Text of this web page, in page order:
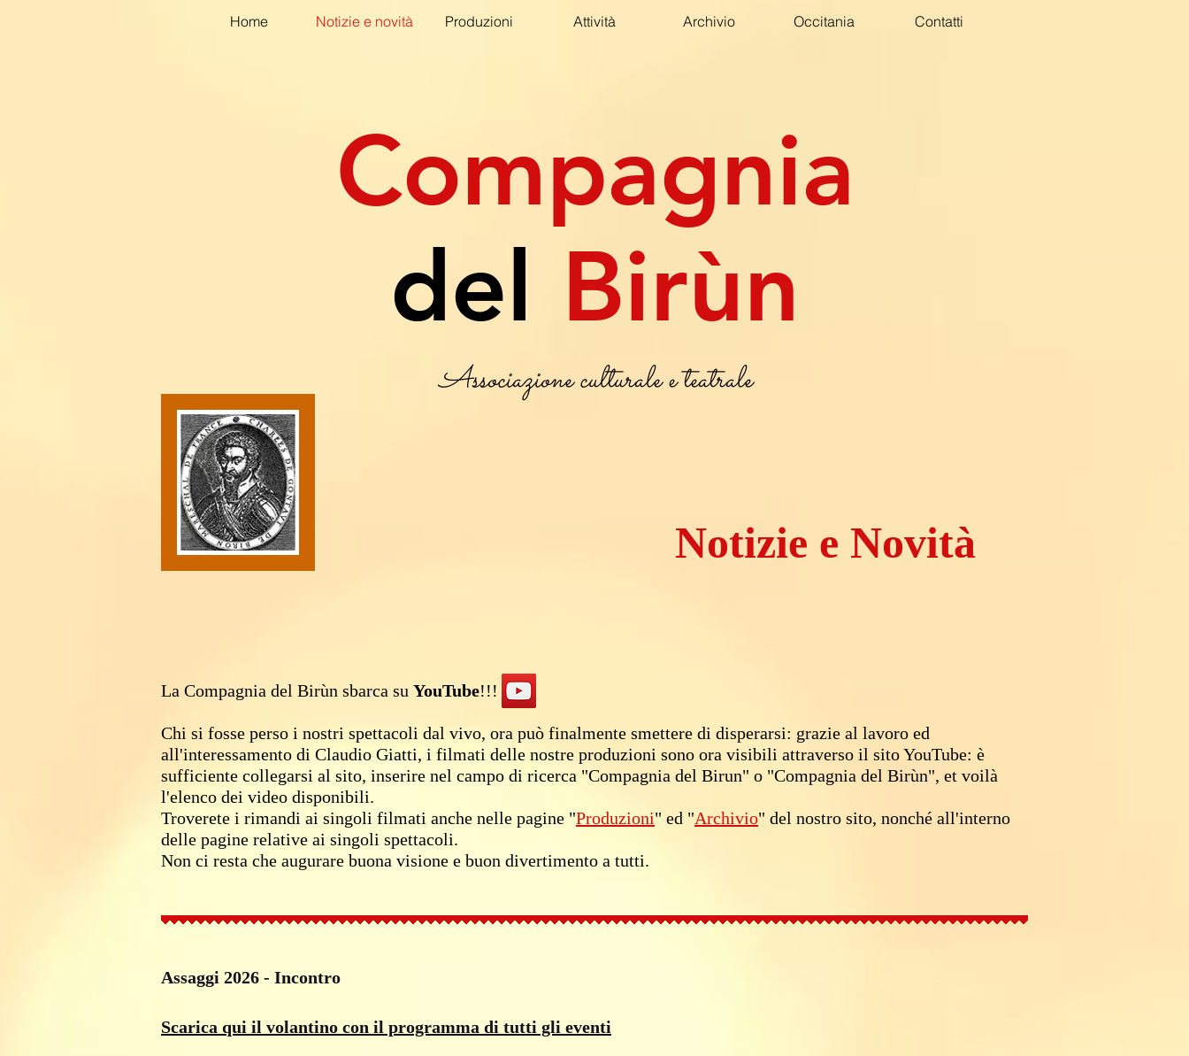
Home Notizie e novità Produzioni Attività Archivio Occitania Contatti
Notizie e Novità
La Compagnia del Birùn sbarca su YouTube!!!
Chi si fosse perso i nostri spettacoli dal vivo, ora può finalmente smettere di disperarsi: grazie al lavoro ed
all'interessamento di Claudio Giatti, i filmati delle nostre produzioni sono ora visibili attraverso il sitoYouTube: è
sufficiente collegarsi al sito, inserire nel campo di ricerca "Compagnia del Birun" o "Compagnia del Birùn", et voilà
l'elenco dei video disponibili.
Troverete i rimandi ai singoli filmati anche nelle pagine "Produzioni" ed "Archivio" del nostro sito, nonché all'interno
delle pagine relative ai singoli spettacoli.
Non ci resta che augurare buona visione e buon divertimento a tutti.
Assaggi 2026 - Incontro
Scarica qui il volantino con il programma di tutti gli eventi
Associazione culturale e teatrale
Compagnia
del Birùn